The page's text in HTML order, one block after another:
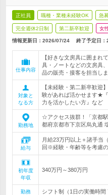
正社員 職種・業種未経験OK 急
完全週休2日制 第二新卒歓迎 女
情報更新日：2026/07/24 終了予定日：
仕事内容
【好きな文房具に囲まれ
具・ノートなどの文房具
品の販売・接客を担当し
対象と
なる方
【未経験・第二新卒歓
験があれば活かせます★
力を活かしたい方』など
勤務地
☆アクセス抜群！「京都
都府京都市下京区烏丸通
給与
月給23万円以上＋諸手当
回※経験・年齢等を考慮
初年度
年収
340万円～380万円
勤務
シフト制（1日の実働時